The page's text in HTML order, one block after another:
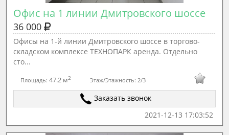
Офис на 1 линии Дмитровского шоссе
36 000
Офисы на 1-й линии Дмитровского шоссе в торгово-
складском комплексе ТЕХНОПАРК аренда. Отдельно
сто...
Площадь: 47.2 м2 Этаж/Этажность: 2/3
Заказать звонок
2021-12-13 17:03:52